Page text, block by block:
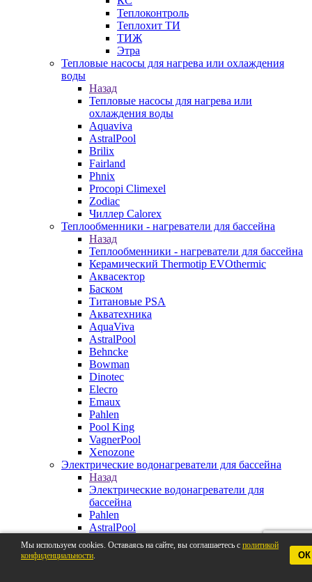
Теплоконтроль
Теплохит ТИ
ТИЖ
Этра
Тепловые насосы для нагрева или охлаждения
воды
Назад
Тепловые насосы для нагрева или
охлаждения воды
Aquaviva
AstralPool
Brilix
Fairland
Phnix
Procopi Climexel
Zodiac
Чиллер Calorex
Теплообменники - нагреватели для бассейна
Назад
Теплообменники - нагреватели для бассейна
Керамический Thermotip EVOthermic
Аквасектор
Баском
Титановые PSA
Акватехника
AquaViva
AstralPool
Behncke
Bowman
Dinotec
Elecro
Emaux
Pahlen
Pool King
VagnerPool
Xenozone
Электрические водонагреватели для бассейна
Назад
Электрические водонагреватели для
бассейна
Pahlen
AstralPool
Aquaviva
Behncke
Мы используем cookies. Оставаясь на сайте, вы соглашаетесь с политикой
конфиденциальности. ОК